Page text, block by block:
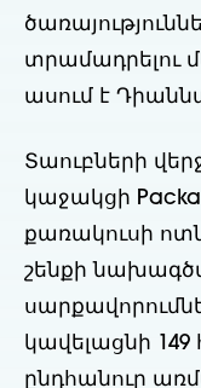
տրամադրելու
ասում է
Տաուբների
կաջակցի
քառակուսի
շենքի
կավելացնի 149
ընդհանուր